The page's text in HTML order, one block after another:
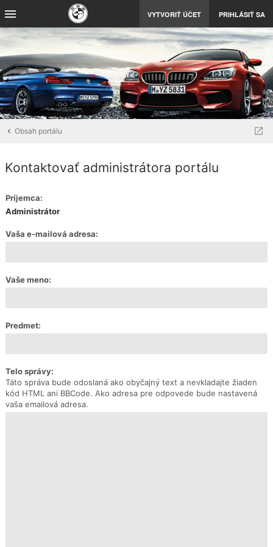
VYTVORIŤ ÚČET PRIHLÁSIŤ SA
Obsah portálu
Kontaktovať administrátora portálu
Príjemca:
Administrátor
Vaša e-mailová adresa:
Vaše meno:
Predmet:
Telo správy:
Táto správa bude odoslaná ako obyčajný text a nevkladajte žiaden
kód HTML ani BBCode. Ako adresa pre odpovede bude nastavená
vaša emailová adresa.